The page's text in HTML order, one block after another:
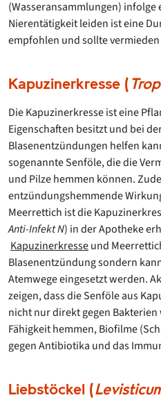
(Wasseransammlungen)
Nierentätigkeit leiden ist eine
empfohlen und sollte
Kapuzinerkresse (
Die Kapuzinerkresse ist eine
Eigenschaften besitzt und bei
Blasenentzündungen helfen
sogenannte Senföle, die die
und Pilze hemmen können.
entzündungshemmende
Meerrettich ist die
Anti-Infekt N) in der Apotheke
Kapuzinerkresseund
Blasenentzündung sondern
Atemwege eingesetzt werden.
zeigen, dass die Senföle aus
nicht nur direkt gegen
Fähigkeit hemmen, Biofilme
gegen Antibiotika und das
Liebstöckel (